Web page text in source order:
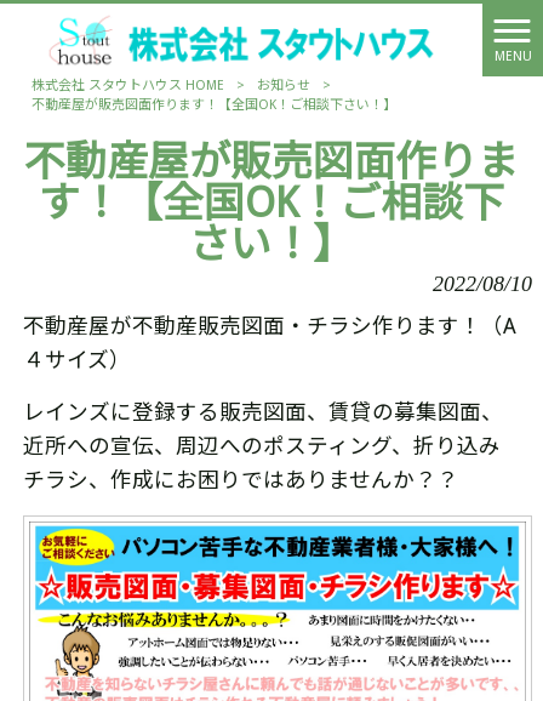
MENU
株式会社 スタウトハウス HOME
> お知らせ
>
不動産屋が販売図面作ります！【全国OK！ご相談下さい！】
不動産屋が販売図面作りま
す！【全国OK！ご相談下
さい！】
2022/08/10
不動産屋が不動産販売図面・チラシ作ります！（A
４サイズ）
レインズに登録する販売図面、賃貸の募集図面、
近所への宣伝、周辺へのポスティング、折り込み
チラシ、作成にお困りではありませんか？？